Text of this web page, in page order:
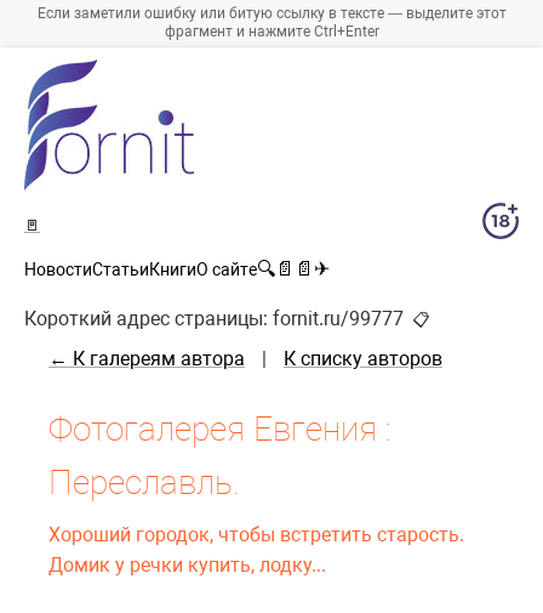
Если заметили ошибку или битую ссылку в тексте — выделите этот
фрагмент и нажмите Ctrl+Enter
🚪
НовостиСтатьиКнигиО сайте🔍 📄 📄 ✈
Короткий адрес страницы: fornit.ru/99777 📋
← К галереям автора К списку авторов
Фотогалерея Евгения :
Переславль.
Хороший городок, чтобы встретить старость.
Домик у речки купить, лодку...